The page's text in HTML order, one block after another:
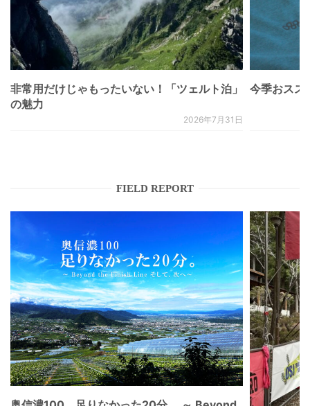
非常用だけじゃもったいない！「ツェルト泊」
の魅力
2026年7月31日
今季おスス
FIELD REPORT